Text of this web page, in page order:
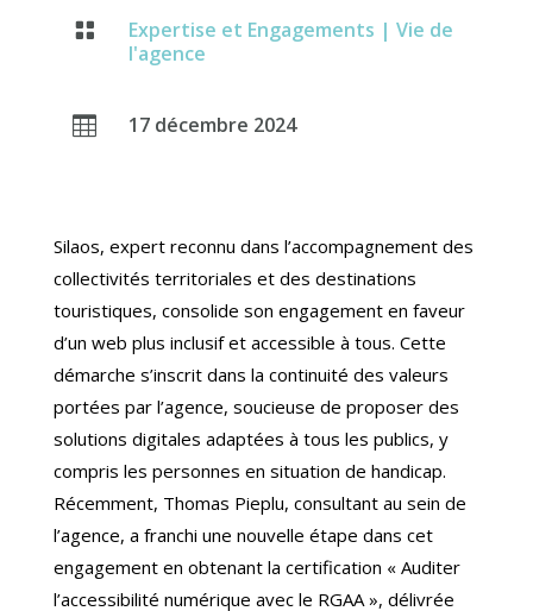
 Expertise et Engagements | Vie de
l'agence
 17 décembre 2024
Silaos, expert reconnu dans l’accompagnement des
collectivités territoriales et des destinations
touristiques, consolide son engagement en faveur
d’un web plus inclusif et accessible à tous. Cette
démarche s’inscrit dans la continuité des valeurs
portées par l’agence, soucieuse de proposer des
solutions digitales adaptées à tous les publics, y
compris les personnes en situation de handicap.
Récemment, Thomas Pieplu, consultant au sein de
l’agence, a franchi une nouvelle étape dans cet
engagement en obtenant la certification « Auditer
l’accessibilité numérique avec le RGAA », délivrée